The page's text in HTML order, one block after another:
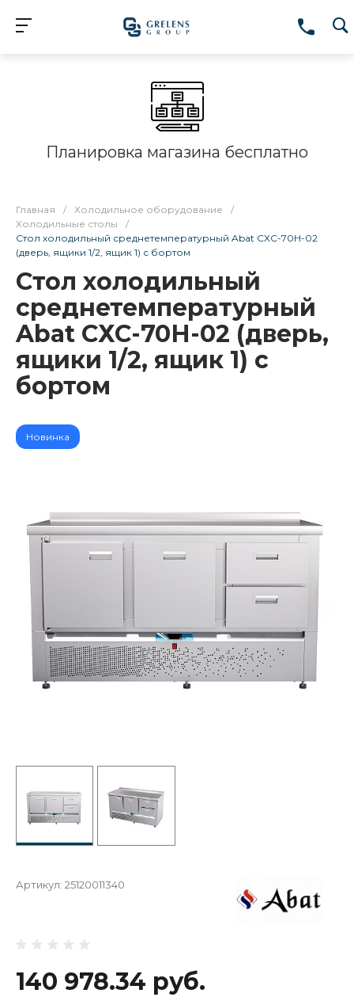
Планировка магазина бесплатно
Главная / Холодильное оборудование
/
Холодильные столы
/
Стол холодильный среднетемпературный Abat СХС-70Н-02
(дверь, ящики 1/2, ящик 1) с бортом
Стол холодильный
среднетемпературный
Abat СХС-70Н-02 (дверь,
ящики 1/2, ящик 1) с
бортом
Новинка
Артикул: 25120011340
140 978.34 руб.